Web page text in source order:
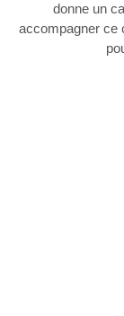
donne un
accompagner ce